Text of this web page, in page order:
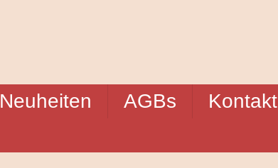
Neuheiten AGBs Kontakt